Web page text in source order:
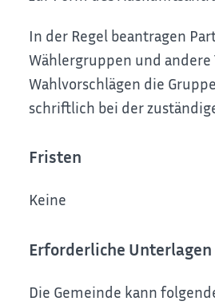
In der Regel beantragen
Wählergruppen und andere
Wahlvorschlägen die
schriftlich bei der
Fristen
Keine
Erforderliche Unterlagen
Die Gemeinde kann